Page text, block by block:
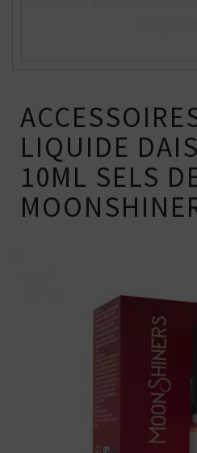
LIQUIDE
10ML SELS